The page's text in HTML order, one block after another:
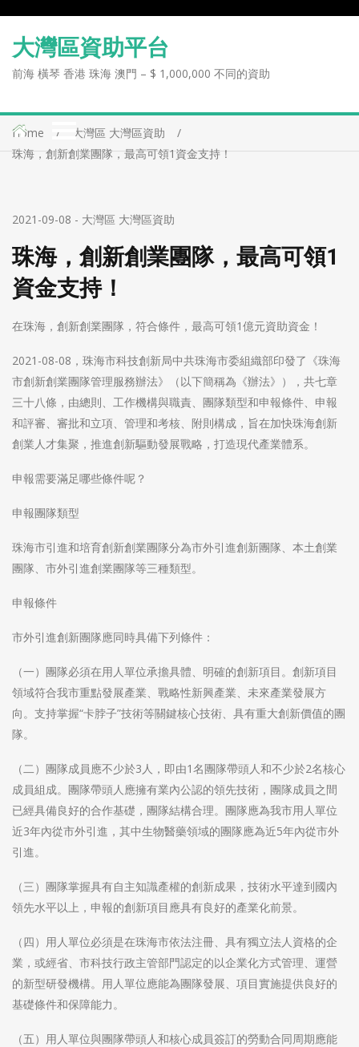
大灣區資助平台
前海 橫琴 香港 珠海 澳門 – $ 1,000,000 不同的資助
Home
大灣區 大灣區資助
珠海，創新創業團隊，最高可領1資金支持！
2021-09-08 - 大灣區 大灣區資助
珠海，創新創業團隊，最高可領1
資金支持！
在珠海，創新創業團隊，符合條件，最高可領1億元資助資金！
2021-08-08，珠海市科技創新局中共珠海市委組織部印發了《珠海
市創新創業團隊管理服務辦法》（以下簡稱為《辦法》），共七章
三十八條，由總則、工作機構與職責、團隊類型和申報條件、申報
和評審、審批和立項、管理和考核、附則構成，旨在加快珠海創新
創業人才集聚，推進創新驅動發展戰略，打造現代產業體系。
申報需要滿足哪些條件呢？
申報團隊類型
珠海市引進和培育創新創業團隊分為市外引進創新團隊、本土創業
團隊、市外引進創業團隊等三種類型。
申報條件
市外引進創新團隊應同時具備下列條件：
（一）團隊必須在用人單位承擔具體、明確的創新項目。創新項目
領域符合我市重點發展產業、戰略性新興產業、未來產業發展方
向。支持掌握“卡脖子”技術等關鍵核心技術、具有重大創新價值的團
隊。
（二）團隊成員應不少於3人，即由1名團隊帶頭人和不少於2名核心
成員組成。團隊帶頭人應擁有業內公認的領先技術，團隊成員之間
已經具備良好的合作基礎，團隊結構合理。團隊應為我市用人單位
近3年內從市外引進，其中生物醫藥領域的團隊應為近5年內從市外
引進。
（三）團隊掌握具有自主知識產權的創新成果，技術水平達到國內
領先水平以上，申報的創新項目應具有良好的產業化前景。
（四）用人單位必須是在珠海市依法注冊、具有獨立法人資格的企
業，或經省、市科技行政主管部門認定的以企業化方式管理、運營
的新型研發機構。用人單位應能為團隊發展、項目實施提供良好的
基礎條件和保障能力。
（五）用人單位與團隊帶頭人和核心成員簽訂的勞動合同周期應能